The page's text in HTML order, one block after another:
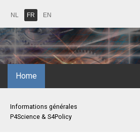
NL FR EN
Home
Informations générales
P4Science & S4Policy